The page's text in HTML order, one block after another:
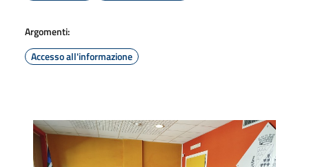
Argomenti:
Accesso all'informazione